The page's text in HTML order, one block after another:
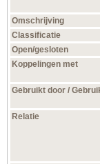
Omschrijving
Classificatie
Open/gesloten
Koppelingen met
Gebruikt door /
Relatie